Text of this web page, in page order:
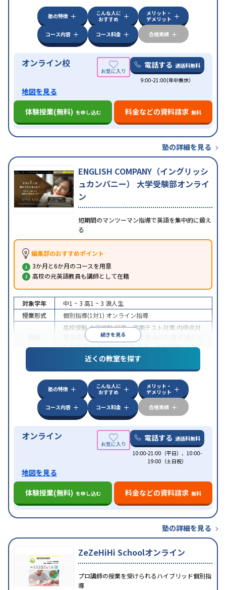
特徴
保証制度あり授業の振替可能 不登校生に対応
ライン対応
1科目から受講可能
季節講習のみの受講
塾の特徴
こんな人に
おすすめ
メリット・
デメリット
コース内容
コース料金 合格実績
オンライン校 電話する 通話料無料
9:00-21:00(年中無休）
地図を見る
体験授業(無料) を申し込む 料金などの資料請求 無料
塾の詳細を見る
ENGLISH COMPANY（イングリッシ
ュカンパニー） 大学受験部オンライ
ン
短期間のマンツーマン指導で英語を集中的に鍛え
る
編集部のおすすめポイント
3か月と6か月のコースを用意
高校の元英語教員も講師として在籍
続きを見る
対象学年 中1 ~ 3 高1 ~ 3 浪人生
授業形式
個別指導(1対1) オンライン指導
高校受験大学受験授業・定期テスト対策 内申点対
学習習慣の定着国公立大対策
ト対策英検(英語検定)対策英語・英会話特化対策
特徴
中高一貫校生に対応授業の振替可能
学習にPC・タブレットを利用オンライン対応1
科目から受講可能
近くの教室を探す
塾の特徴
こんな人に
おすすめ
メリット・
デメリット
コース内容
コース料金 合格実績
オンライン 電話する 通話料無料
10:00-21:00（平日）、10:00-
19:00（土日祝）
地図を見る
体験授業(無料) を申し込む 料金などの資料請求 無料
塾の詳細を見る
ZeZeHiHi Schoolオンライン
プロ講師の授業を受けられるハイブリッド個別指
導